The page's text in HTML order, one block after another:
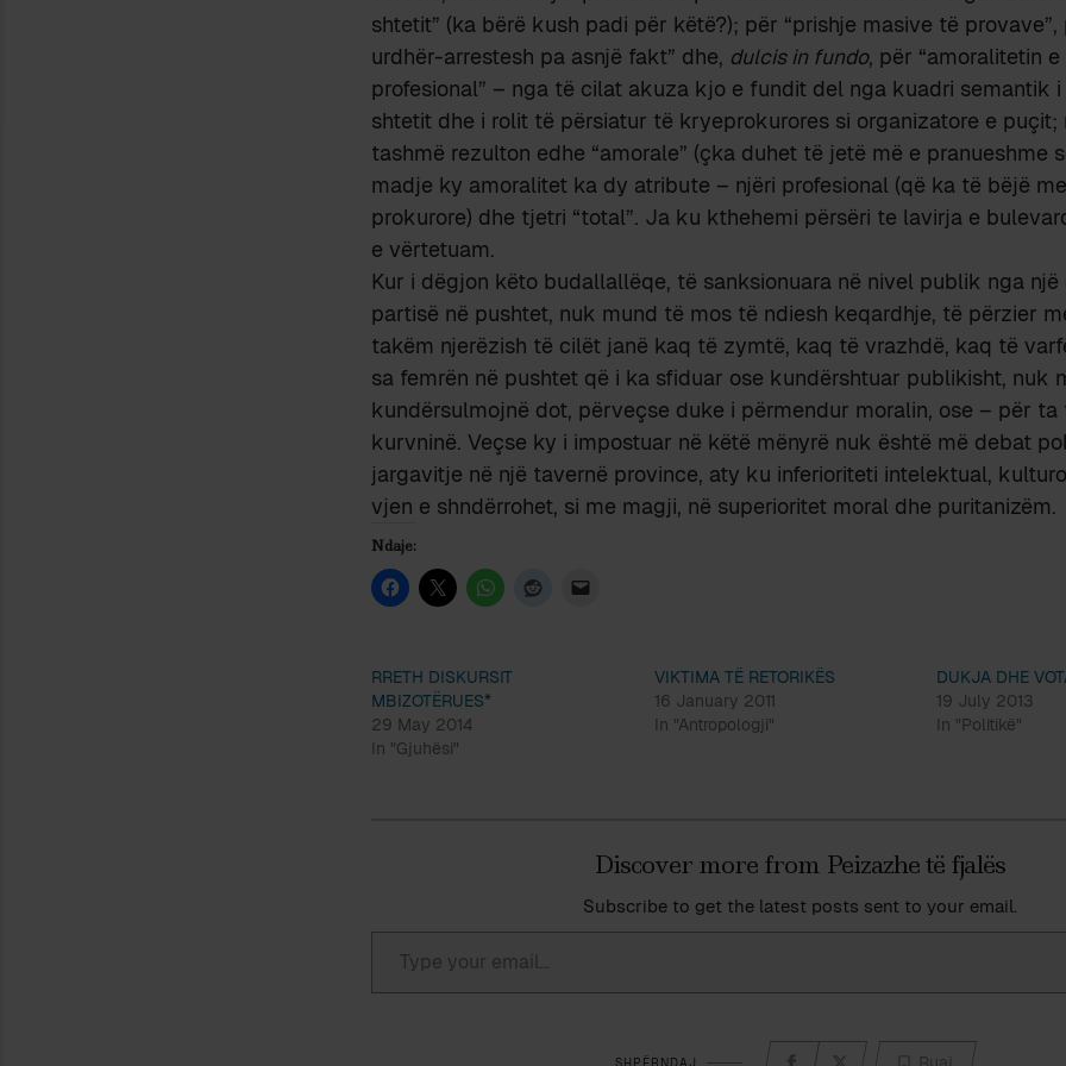
shtetit” (ka bërë kush padi për këtë?); për “prishje masive të provave”,
urdhër-arrestesh pa asnjë fakt” dhe, dulcis in fundo, për “amoralitetin
profesional” – nga të cilat akuza kjo e fundit del nga kuadri semantik
shtetit dhe i rolit të përsiatur të kryeprokurores si organizatore e
tashmë rezulton edhe “amorale” (çka duhet të jetë më e pranueshme
madje ky amoralitet ka dy atribute – njëri profesional (që ka të bëjë
prokurore) dhe tjetri “total”. Ja ku kthehemi përsëri te lavirja e
e vërtetuam.
Kur i dëgjon këto budallallëqe, të sanksionuara në nivel publik nga
partisë në pushtet, nuk mund të mos të ndiesh keqardhje, të përzier
takëm njerëzish të cilët janë kaq të zymtë, kaq të vrazhdë, kaq të
sa femrën në pushtet që i ka sfiduar ose kundërshtuar publikisht, nuk
kundërsulmojnë dot, përveçse duke i përmendur moralin, ose – për ta
kurvninë. Veçse ky i impostuar në këtë mënyrë nuk është më debat
jargavitje në një tavernë province, aty ku inferioriteti intelektual,
vjen e shndërrohet, si me magji, në superioritet moral dhe puritanizëm.
Ndaje:
RRETH DISKURSIT
MBIZOTËRUES*
29 May 2014
In "Gjuhësi"
VIKTIMA TË RETORIKËS
16 January 2011
In "Antropologji"
DUKJA DHE
19 July 2013
In "Politikë"
Discover more from Peizazhe të fjalës
Subscribe to get the latest posts sent to your email.
Type your email…
SHPËRNDAJ